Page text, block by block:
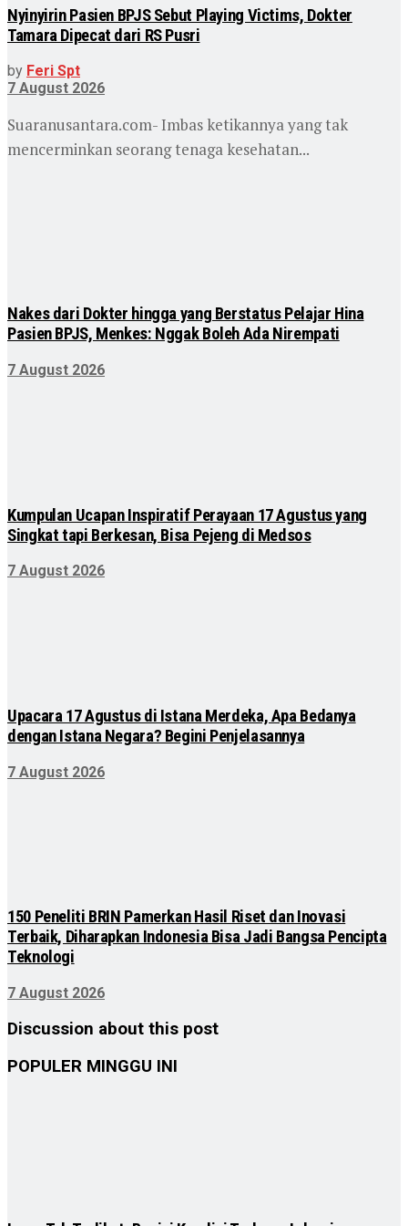
Nyinyirin Pasien BPJS Sebut Playing Victims, Dokter
Tamara Dipecat dari RS Pusri
by Feri Spt
7 August 2026
Suaranusantara.com- Imbas ketikannya yang tak
mencerminkan seorang tenaga kesehatan...
Nakes dari Dokter hingga yang Berstatus Pelajar Hina
Pasien BPJS, Menkes: Nggak Boleh Ada Nirempati
7 August 2026
Kumpulan Ucapan Inspiratif Perayaan 17 Agustus yang
Singkat tapi Berkesan, Bisa Pejeng di Medsos
7 August 2026
Upacara 17 Agustus di Istana Merdeka, Apa Bedanya
dengan Istana Negara? Begini Penjelasannya
7 August 2026
150 Peneliti BRIN Pamerkan Hasil Riset dan Inovasi
Terbaik, Diharapkan Indonesia Bisa Jadi Bangsa Pencipta
Teknologi
7 August 2026
Discussion about this post
POPULER MINGGU INI